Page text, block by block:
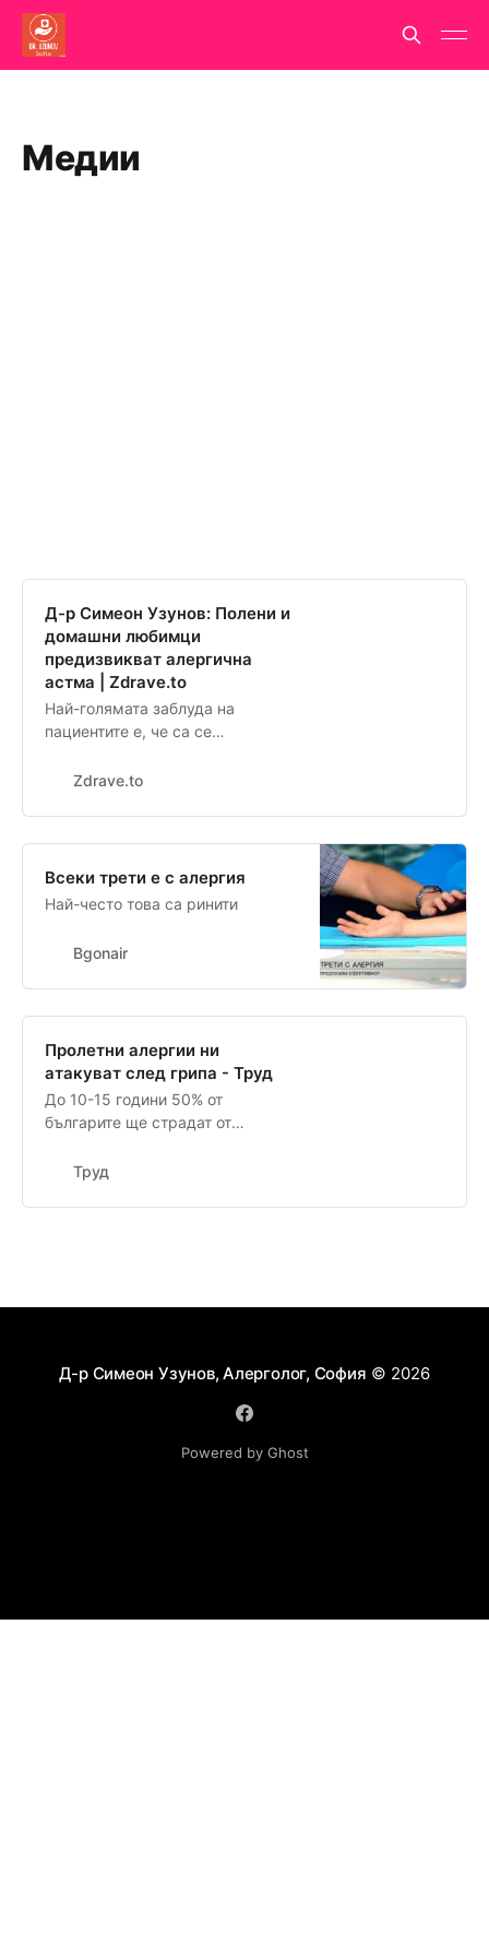
Медии
Д-р Симеон Узунов: Полени и
домашни любимци
предизвикват алергична
астма | Zdrave.to
Най-голямата заблуда на
пациентите е, че са се
ремисия | Zdrave.to
Zdrave.to
Всеки трети е с алергия
Най-често това са ринити
Bgonair
Пролетни алергии ни
атакуват след грипа - Труд
До 10-15 години 50% от
българите ще страдат от
нещоАстма мъчи 350-400 хил.
зимните вирусни инфекции идва
Труд
Д-р Симеон Узунов, Алерголог, София © 2026
Powered by Ghost